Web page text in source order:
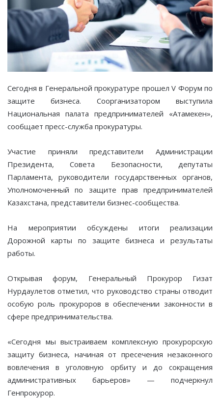
Сегодня в Генеральной прокуратуре прошел V Форум по
защите бизнеса. Соорганизатором выступила
Национальная палата предпринимателей «Атамекен»,
сообщает пресс-служба прокуратуры.
Участие приняли представители Администрации
Президента, Совета Безопасности, депутаты
Парламента, руководители государственных органов,
Уполномоченный по защите прав предпринимателей
Казахстана, представители бизнес-сообщества.
На мероприятии обсуждены итоги реализации
Дорожной карты по защите бизнеса и результаты
работы.
Открывая форум, Генеральный Прокурор Гизат
Нурдаулетов отметил, что руководство страны отводит
особую роль прокуроров в обеспечении законности в
сфере предпринимательства.
«Сегодня мы выстраиваем комплексную прокурорскую
защиту бизнеса, начиная от пресечения незаконного
вовлечения в уголовную орбиту и до сокращения
административных барьеров» — подчеркнул
Генпрокурор.